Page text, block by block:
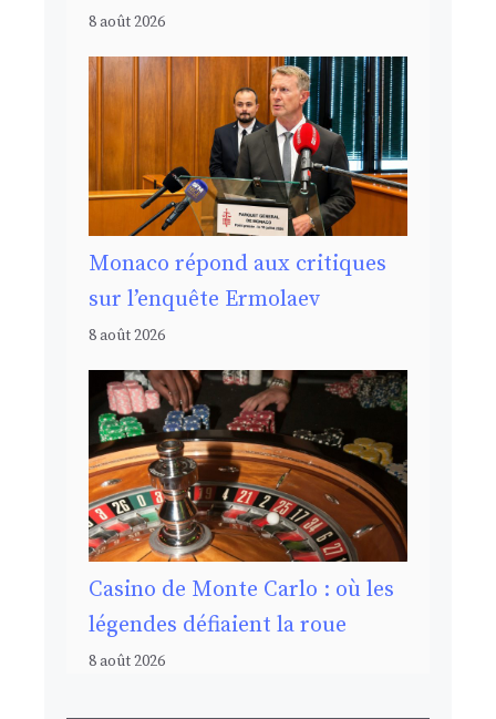
8 août 2026
Monaco répond aux critiques
sur l’enquête Ermolaev
8 août 2026
Casino de Monte Carlo : où les
légendes défiaient la roue
8 août 2026